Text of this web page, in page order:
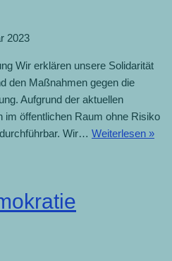
2023
Wir erklären unsere Solidarität
den Maßnahmen gegen die
Aufgrund der aktuellen
im öffentlichen Raum ohne Risiko
Wir… Weiterlesen »